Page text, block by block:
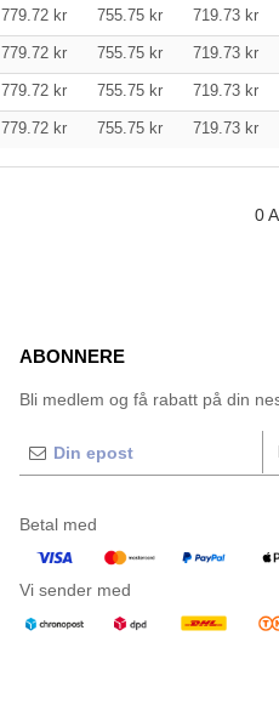
779.72 kr 755.75 kr 719.73 kr
779.72 kr 755.75 kr 719.73 kr
779.72 kr 755.75 kr 719.73 kr
779.72 kr 755.75 kr 719.73 kr
0
ABONNERE
Bli medlem og få rabatt på din
Betal med
Vi sender med